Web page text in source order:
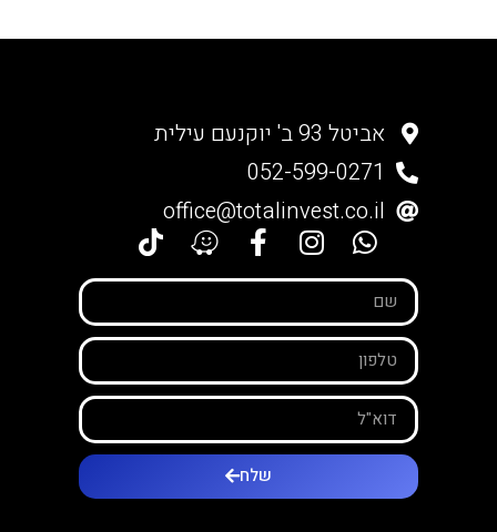
אביטל 93 ב' יוקנעם עילית
052-599-0271
office@totalinvest.co.il
שלח